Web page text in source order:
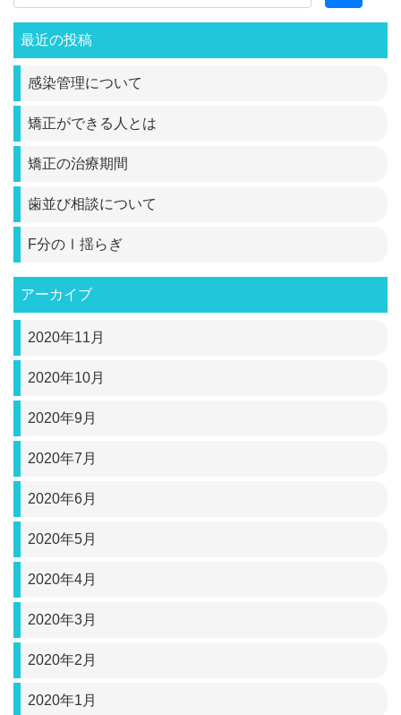
最近の投稿
感染管理について
矯正ができる人とは
矯正の治療期間
歯並び相談について
F分のⅠ揺らぎ
アーカイブ
2020年11月
2020年10月
2020年9月
2020年7月
2020年6月
2020年5月
2020年4月
2020年3月
2020年2月
2020年1月